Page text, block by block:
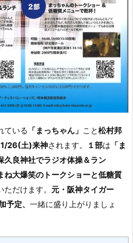
ている 「まっちゃん」 こと松村邦
26(土)来神されます。 １部は 「ま
久良神社でラジオ体操＆ラン
ね大爆笑のトークショーと低糖質
だけます。 元・阪神タイガー
予定、 一緒に盛り上がりましょ